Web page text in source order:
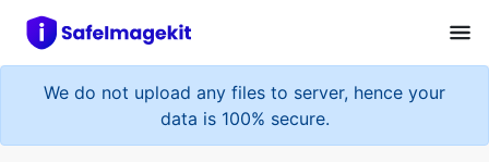
We do not upload any files to server, hence your
data is 100% secure.